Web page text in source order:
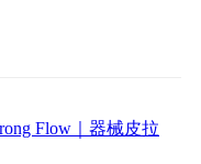
Flow｜器械皮拉